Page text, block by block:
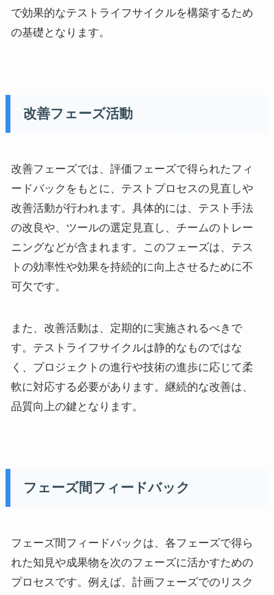
で効果的なテストライフサイクルを構築するため
の基礎となります。
改善フェーズ活動
改善フェーズでは、評価フェーズで得られたフィ
ードバックをもとに、テストプロセスの見直しや
改善活動が行われます。具体的には、テスト手法
の改良や、ツールの選定見直し、チームのトレー
ニングなどが含まれます。このフェーズは、テス
トの効率性や効果を持続的に向上させるために不
可欠です。
また、改善活動は、定期的に実施されるべきで
す。テストライフサイクルは静的なものではな
く、プロジェクトの進行や技術の進歩に応じて柔
軟に対応する必要があります。継続的な改善は、
品質向上の鍵となります。
フェーズ間フィードバック
フェーズ間フィードバックは、各フェーズで得ら
れた知見や成果物を次のフェーズに活かすための
プロセスです。例えば、計画フェーズでのリスク